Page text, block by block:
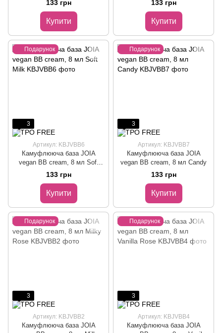
133 грн
Купити
133 грн
Купити
Подарунок
3
Артикул: KBJVBB6
Камуфлююча база JOIA
vegan BB cream, 8 мл Soft
Milk
133 грн
Купити
Подарунок
3
Артикул: KBJVBB7
Камуфлююча база JOIA
vegan BB cream, 8 мл Сandy
133 грн
Купити
Подарунок
3
Артикул: KBJVBB2
Камуфлююча база JOIA
Подарунок
3
Артикул: KBJVBB4
Камуфлююча база JOIA